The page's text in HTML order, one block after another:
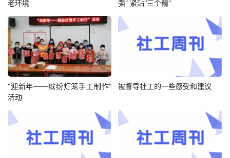
老环境
强” 紧贴“三个精”
“迎新年——缤纷灯笼手工制作”
活动
被督导社工的一些感受和建议